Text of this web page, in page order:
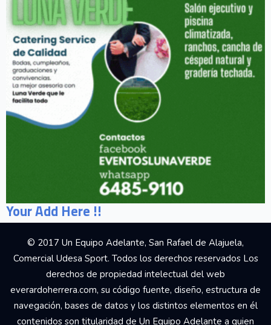
Your Add Here !!
© 2017 Un Equipo Adelante, San Rafael de Alajuela,
Comercial Udesa Sport. Todos los derechos reservados Los
derechos de propiedad intelectual del web
everardoherrera.com, su código fuente, diseño, estructura de
navegación, bases de datos y los distintos elementos en él
contenidos son titularidad de Un Equipo Adelante a quien